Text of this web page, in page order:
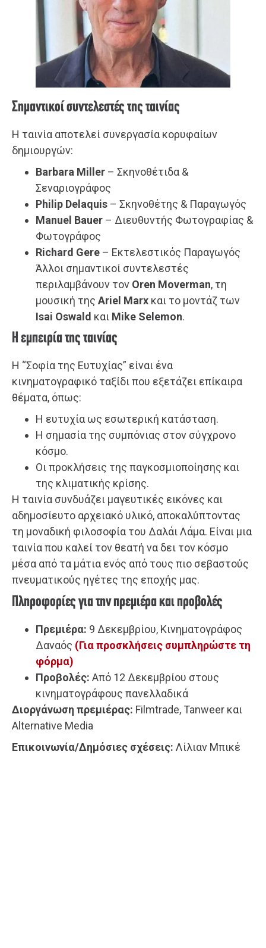
Σημαντικοί συντελεστές της ταινίας
Η ταινία αποτελεί συνεργασία κορυφαίων
δημιουργών:
Barbara Miller – Σκηνοθέτιδα &
Σεναριογράφος
Philip Delaquis – Σκηνοθέτης & Παραγωγός
Manuel Bauer – Διευθυντής Φωτογραφίας &
Φωτογράφος
Richard Gere – Εκτελεστικός Παραγωγός
Άλλοι σημαντικοί συντελεστές
περιλαμβάνουν τον Oren Moverman, τη
μουσική της Ariel Marx και το μοντάζ των
Isai Oswald και Mike Selemon.
Η εμπειρία της ταινίας
Η “Σοφία της Ευτυχίας” είναι ένα
κινηματογραφικό ταξίδι που εξετάζει επίκαιρα
θέματα, όπως:
Η ευτυχία ως εσωτερική κατάσταση.
Η σημασία της συμπόνιας στον σύγχρονο
κόσμο.
Οι προκλήσεις της παγκοσμιοποίησης και
της κλιματικής κρίσης.
Η ταινία συνδυάζει μαγευτικές εικόνες και
αδημοσίευτο αρχειακό υλικό, αποκαλύπτοντας
τη μοναδική φιλοσοφία του Δαλάι Λάμα. Είναι μια
ταινία που καλεί τον θεατή να δει τον κόσμο
μέσα από τα μάτια ενός από τους πιο σεβαστούς
πνευματικούς ηγέτες της εποχής μας.
Πληροφορίες για την πρεμιέρα και προβολές
Πρεμιέρα: 9 Δεκεμβρίου, Κινηματογράφος
Δαναός (Για προσκλήσεις συμπληρώστε τη
φόρμα)
Προβολές: Από 12 Δεκεμβρίου στους
κινηματογράφους πανελλαδικά
Διοργάνωση πρεμιέρας: Filmtrade, Tanweer και
Alternative Media
Eπικοινωνία/Δημόσιες σχέσεις: Λίλιαν Μπικέ